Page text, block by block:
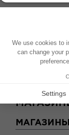
МАГАЗИНЫ